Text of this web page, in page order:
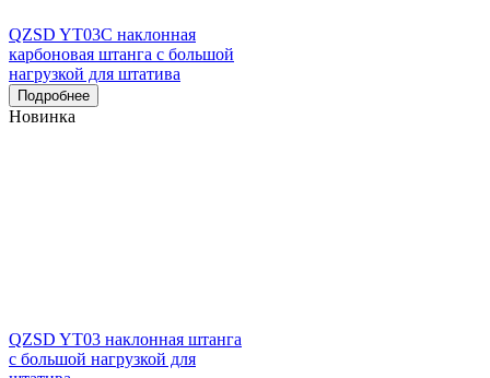
QZSD YT03C наклонная
карбоновая штанга с большой
нагрузкой для штатива
Подробнее
Новинка
QZSD YT03 наклонная штанга
с большой нагрузкой для